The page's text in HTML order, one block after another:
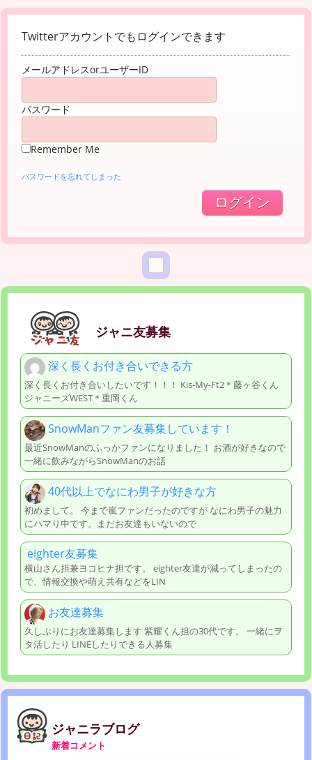
Twitterアカウントでもログインできます
メールアドレスorユーザーID
パスワード
Remember Me
パスワードを忘れてしまった
ジャニ友募集
深く長くお付き合いできる方
深く長くお付き合いしたいです！！！ Kis-My-Ft2＊藤ヶ谷くん
ジャニーズWEST＊重岡くん
SnowManファン友募集しています！
最近SnowManのふっかファンになりました！ お酒が好きなので
一緒に飲みながらSnowManのお話
40代以上でなにわ男子が好きな方
初めまして。 今まで嵐ファンだったのですが なにわ男子の魅力
にハマり中です。まだお友達もいないので
eighter友募集
横山さん担兼ヨコヒナ担です。 eighter友達が減ってしまったの
で、情報交換や萌え共有などをLIN
お友達募集
久しぶりにお友達募集します 紫耀くん担の30代です。 一緒にヲ
タ活したり LINEしたりできる人募集
ジャニラブログ
新着コメント